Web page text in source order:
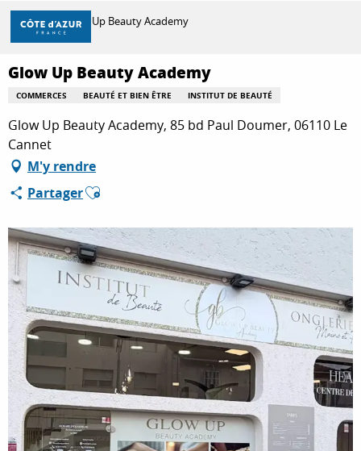
Aller
contenu
principal
DÉCOUVRIR
À FAIRE
SÉJOURNER
Accueil Glow Up Beauty Academy
Glow Up Beauty Academy
COMMERCES BEAUTÉ ET BIEN ÊTRE INSTITUT DE BEAUTÉ
Glow Up Beauty Academy, 85 bd Paul Doumer, 06110 Le
Cannet
M'y rendre
PartagerAjouter aux favoris